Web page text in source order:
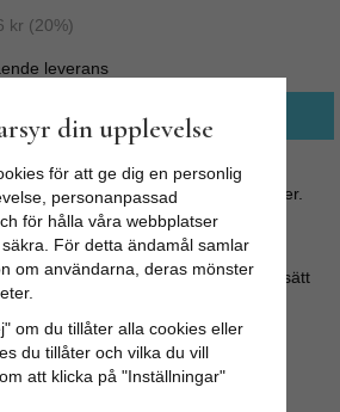
kr (20%)
leverans
LÄGG I VARUKORG
stil med målat motiv av olika insekter.
ger en nostalgisk känsla i kök,
Affischen är monterad på gammal sätt
Hål för snören på sidan.
33 cm
din upplevelse
för att ge dig en personlig
personanpassad
för hålla våra webbplatser
För detta ändamål samlar
om användarna, deras mönster
om du tillåter alla cookies eller
du tillåter och vilka du vill
att klicka på "Inställningar"